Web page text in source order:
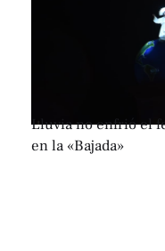
Lluvia no enfrió el
en la «Bajada»